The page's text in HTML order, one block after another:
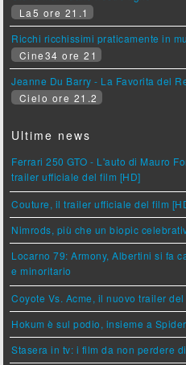
La5 ore 21.1
Ricchi ricchissimi praticamente in
Cine34 ore 21
Jeanne Du Barry - La Favorita del
Cielo ore 21.2
Ultime news
Ferrari 250 GTO - L'auto di Mauro
trailer ufficiale del film [HD]
Couture, il trailer ufficiale del film
Nimrods, più che un biopic
Locarno 79: Armony, Albertini si fa
e minoritario
Coyote Vs. Acme, il nuovo trailer
Hokum è sul podio, insieme a
Stasera in tv: i film da non perdere